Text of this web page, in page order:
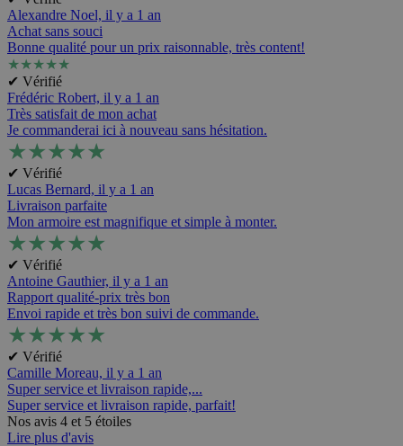
Alexandre Noel, il y a 1 an
Achat sans souci
Bonne qualité pour un prix raisonnable, très content!
★★★★★
✔ Vérifié
Frédéric Robert, il y a 1 an
Très satisfait de mon achat
Je commanderai ici à nouveau sans hésitation.
★★★★★
✔ Vérifié
Lucas Bernard, il y a 1 an
Livraison parfaite
Mon armoire est magnifique et simple à monter.
★★★★★
✔ Vérifié
Antoine Gauthier, il y a 1 an
Rapport qualité-prix très bon
Envoi rapide et très bon suivi de commande.
★★★★★
✔ Vérifié
Camille Moreau, il y a 1 an
Super service et livraison rapide,...
Super service et livraison rapide, parfait!
Nos avis 4 et 5 étoiles
Lire plus d'avis